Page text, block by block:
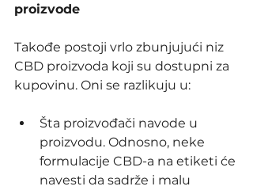
proizvode
Takođe postoji vrlo zbunjujući niz
CBD proizvoda koji su dostupni za
kupovinu. Oni se razlikuju u:
Šta proizvođači navode u
proizvodu. Odnosno, neke
formulacije CBD-a na etiketi će
navesti da sadrže i malu